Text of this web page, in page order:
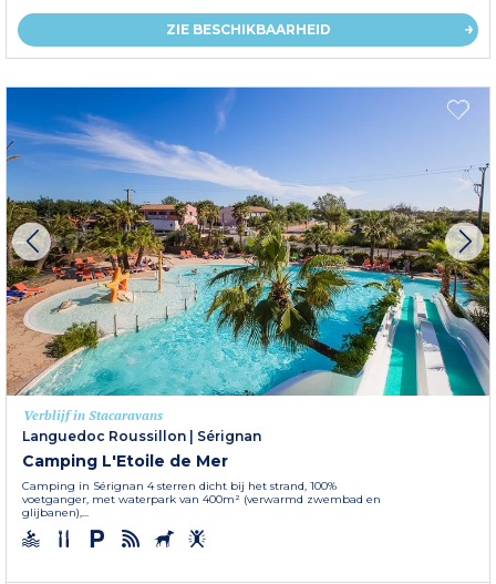
ZIE BESCHIKBAARHEID
Verblijf in Stacaravans
Languedoc Roussillon
Sérignan
Camping L'Etoile de Mer
Camping in Sérignan 4 sterren dicht bij het strand, 100%
voetganger, met waterpark van 400m² (verwarmd zwembad en
glijbanen),...